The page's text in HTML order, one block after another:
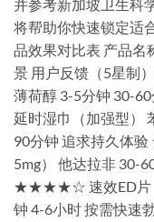
并参考新加坡卫生科
将帮助你快速锁定适
品效果对比表 产品名
景 用户反馈（5星制
薄荷醇 3-5分钟 30-
延时湿巾（加强型）
90分钟 追求持久体
5mg） 他达拉非 30-
★★★★☆ 速效ED片（
钟 4-6小时 按需快